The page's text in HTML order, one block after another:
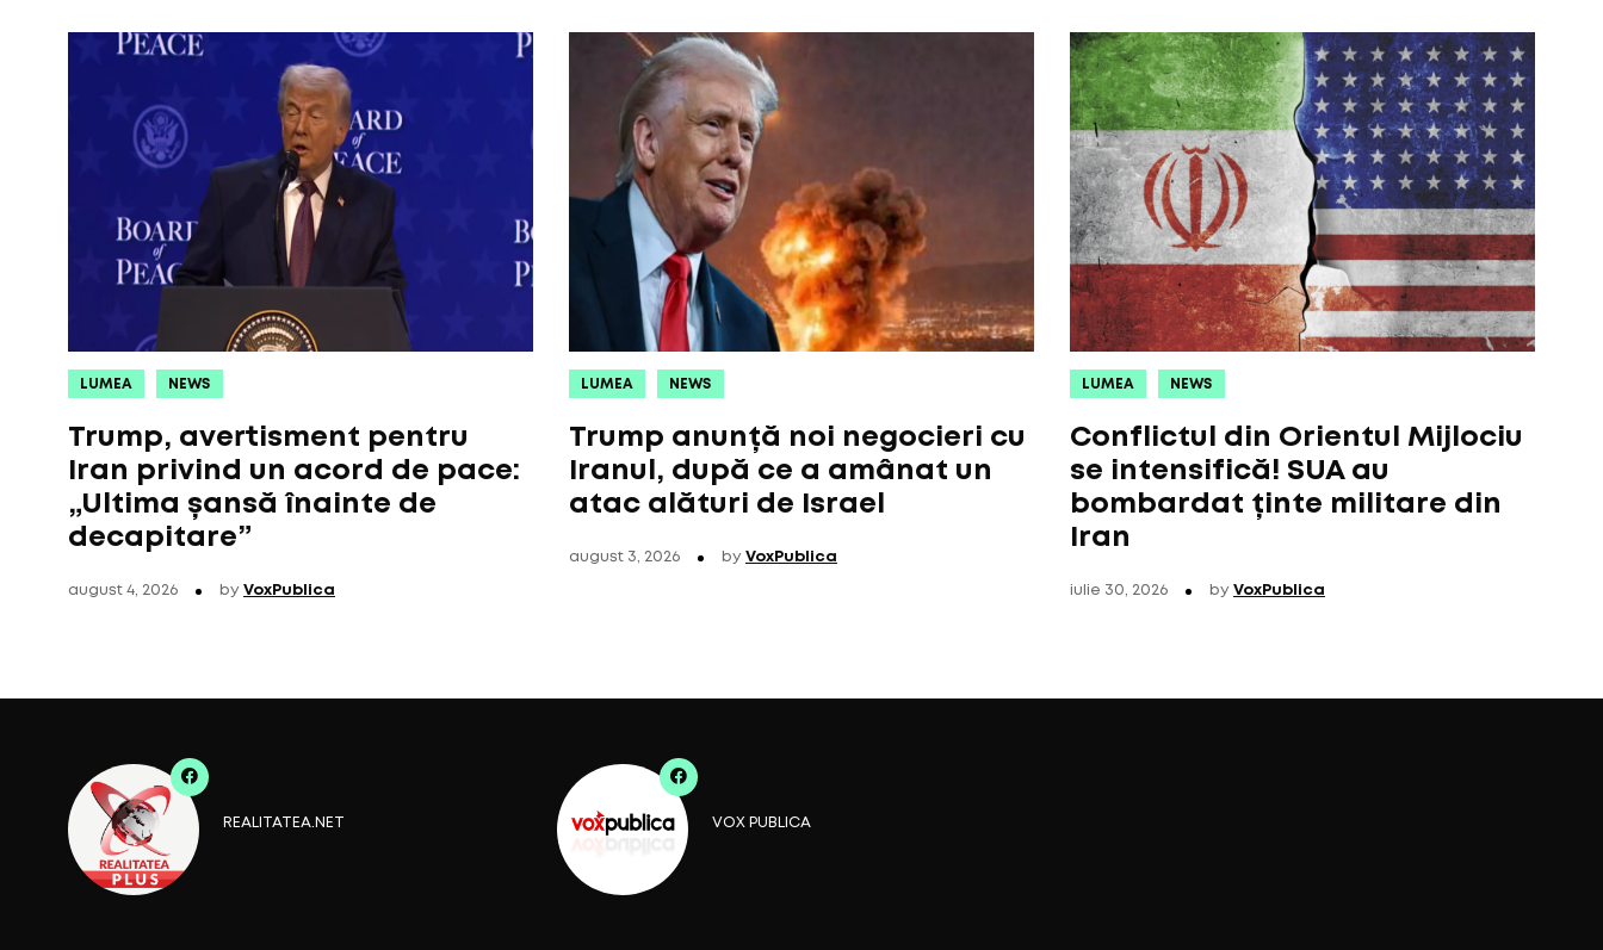
LUMEA NEWS
Trump, avertisment pentru
Iran privind un acord de pace:
„Ultima șansă înainte de
decapitare”
august 4, 2026 by VoxPublica
LUMEA NEWS
Trump anunță noi negocieri cu
Iranul, după ce a amânat un
atac alături de Israel
august 3, 2026 by VoxPublica
LUMEA NEWS
Conflictul din Orientul Mijlociu
se intensifică! SUA au
bombardat ținte militare din
Iran
iulie 30, 2026 by VoxPublica
REALITATEA.NET VOX PUBLICA